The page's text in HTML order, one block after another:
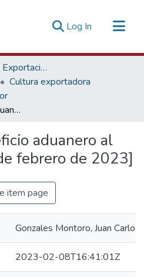
Log In (current)
Promoción de las Exportaciones
Cultura exportadora
Drawback: Beneficio aduanero al exportador [08 de febrero de 2023]
aduanero al
febrero de 2023]
item page
Gonzales Montoro, Juan Carlos
2023-02-08T16:41:01Z